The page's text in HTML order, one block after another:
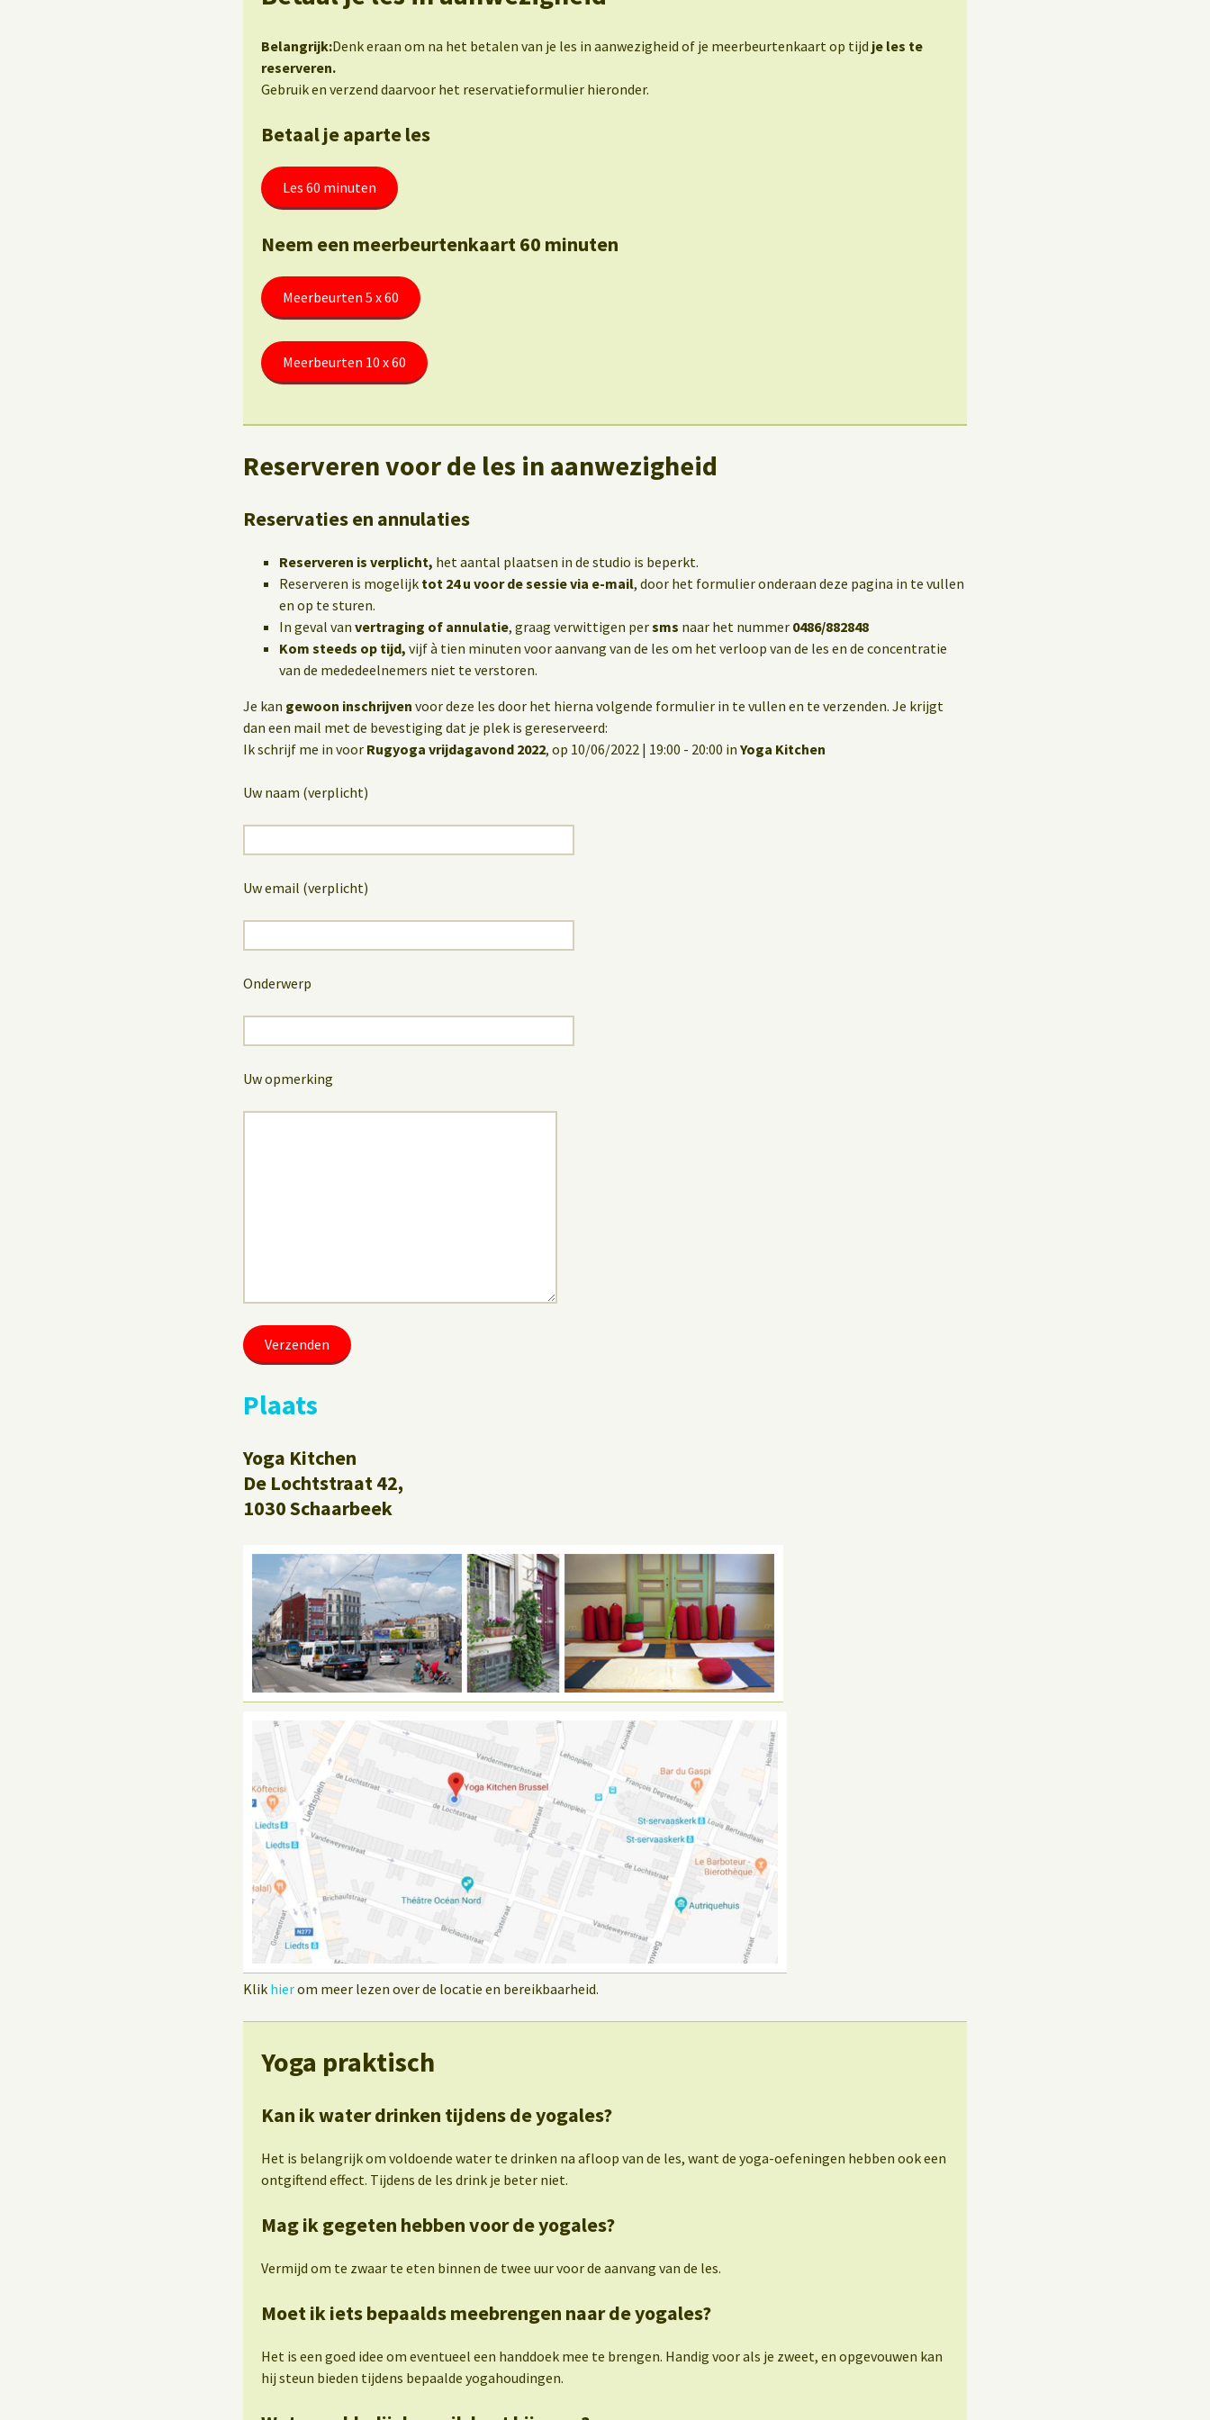
Belangrijk:Denk eraan om na het betalen van je les in aanwezigheid of je meerbeurtenkaart op tijd je les te
reserveren.
Gebruik en verzend daarvoor het reservatieformulier hieronder.
Betaal je aparte les
Les 60 minuten
Neem een meerbeurtenkaart 60 minuten
Meerbeurten 5 x 60
Meerbeurten 10 x 60
Reserveren voor de les in aanwezigheid
Reservaties en annulaties
Reserveren is verplicht, het aantal plaatsen in de studio is beperkt.
Reserveren is mogelijk tot 24 u voor de sessie via e-mail, door het formulier onderaan deze pagina in te vullen
en op te sturen.
In geval van vertraging of annulatie, graag verwittigen persms naar het nummer 0486/882848
Kom steeds op tijd, vijf à tien minuten voor aanvang van de les om het verloop van de les en de concentratie
van de mededeelnemers niet te verstoren.
Je kan gewoon inschrijven voor deze les door het hierna volgende formulier in te vullen en te verzenden. Je krijgt
dan een mail met de bevestiging dat je plek is gereserveerd:
Ik schrijf me in voor Rugyoga vrijdagavond 2022, op 10/06/2022 | 19:00 - 20:00 in Yoga Kitchen
Uw naam (verplicht)
Uw email (verplicht)
Onderwerp
Uw opmerking
Plaats
Yoga Kitchen
De Lochtstraat 42,
1030 Schaarbeek
Klik hierom meer lezen over de locatie en bereikbaarheid.
Yoga praktisch
Kan ik water drinken tijdens de yogales?
Het is belangrijk om voldoende water te drinken na afloop van de les, want de yoga-oefeningen hebben ook een
ontgiftend effect. Tijdens de les drink je beter niet.
Mag ik gegeten hebben voor de yogales?
Vermijd om te zwaar te eten binnen de twee uur voor de aanvang van de les.
Moet ik iets bepaalds meebrengen naar de yogales?
Het is een goed idee om eventueel een handdoek mee te brengen. Handig voor als je zweet, en opgevouwen kan
hij steun bieden tijdens bepaalde yogahoudingen.